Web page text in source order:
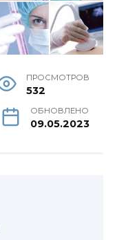
ПРОСМОТРОВ
532
ОБНОВЛЕНО
09.05.2023